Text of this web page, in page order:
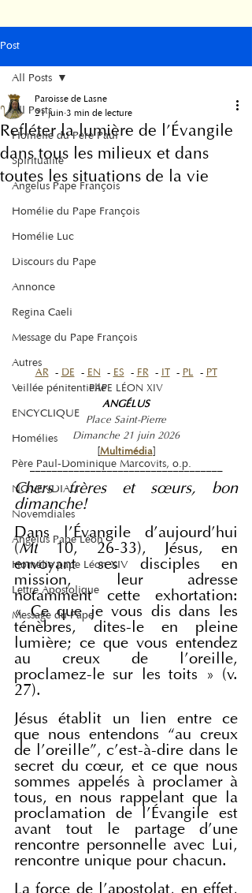
Post
All Posts
Homélie du Père Paul
Spiritualité
Angelus Pape François
Homélie du Pape François
Homélie Luc
Discours du Pape
Annonce
Regina Caeli
Message du Pape François
Autres
Veillée pénitentielle
ENCYCLIQUE
Homélies
Père Paul-Dominique Marcovits, o.p.
NOVENDIALI
Novemdiales
Angelus Pape Léon
Homélie pape Léon XIV
Lettre Apostolique
Message du Pape
All Posts
Refléter la lumière de l’Évangile
dans tous les milieux et dans
toutes les situations de la vie
Paroisse de Lasne
21 juin 3 min de lecture
AR - DE - EN - ES - FR - IT - PL - PT
PAPE LÉON XIV
ANGÉLUS
Place Saint-Pierre
Dimanche 21 juin 2026
Multimédia]
___________________________________
Chers frères et sœurs, bon
dimanche!
Dans l’Évangile d’aujourd’hui
(Mt 10, 26-33), Jésus, en
envoyant ses disciples en
mission, leur adresse
notamment cette exhortation:
« Ce que je vous dis dans les
ténèbres, dites-le en pleine
lumière; ce que vous entendez
au creux de l’oreille,
proclamez-le sur les toits » (v.
27).
Jésus établit un lien entre ce
que nous entendons “au creux
de l’oreille”, c’est-à-dire dans le
secret du cœur, et ce que nous
sommes appelés à proclamer à
tous, en nous rappelant que la
proclamation de l’Évangile est
avant tout le partage d’une
rencontre personnelle avec Lui,
rencontre unique pour chacun.